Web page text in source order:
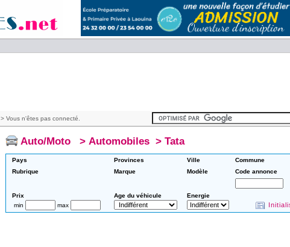
> Vous n'êtes pas connecté.
Auto/Moto > Automobiles> Tata
Pays Provinces Ville
Commune
Rubrique
Marque Modèle
Code annonce
Prix
Age du véhicule
Energie
min
max